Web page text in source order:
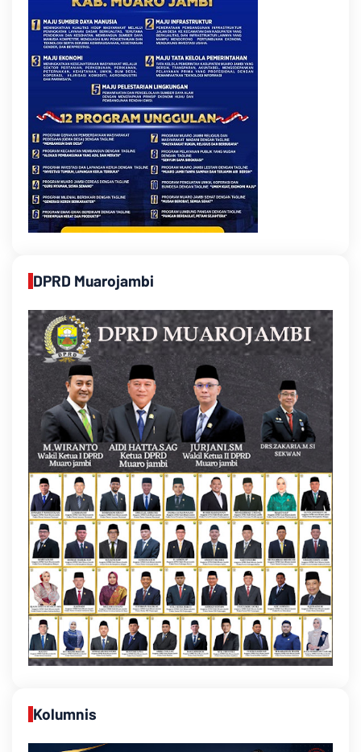
DPRD Muarojambi
Kolumnis